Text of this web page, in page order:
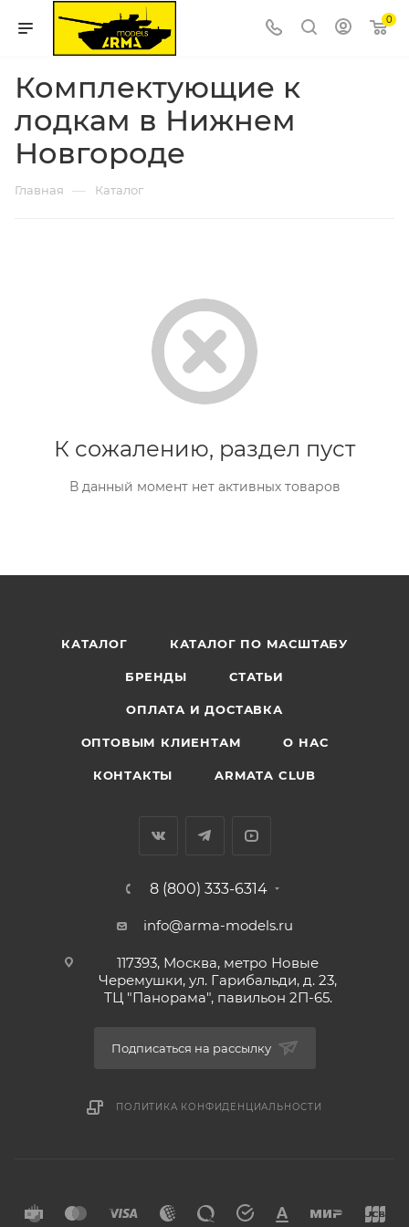
0
Комплектующие к
лодкам в Нижнем
Новгороде
Главная — Каталог
К сожалению, раздел пуст
В данный момент нет активных товаров
КАТАЛОГ КАТАЛОГ ПО МАСШТАБУ
БРЕНДЫ СТАТЬИ
ОПЛАТА И ДОСТАВКА
ОПТОВЫМ КЛИЕНТАМ О НАС
КОНТАКТЫ ARMATA CLUB
8 (800) 333-6314
info@arma-models.ru
117393, Москва, метро Новые
Черемушки, ул. Гарибальди, д. 23,
ТЦ "Панорама", павильон 2П-65.
Подписаться на рассылку
ПОЛИТИКА КОНФИДЕНЦИАЛЬНОСТИ